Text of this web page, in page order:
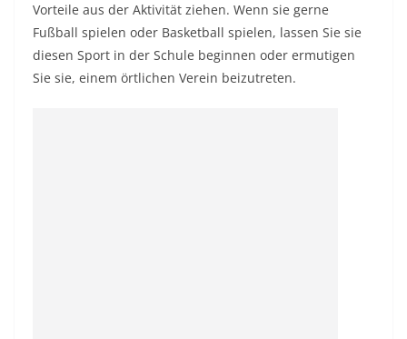
Vorteile aus der Aktivität ziehen. Wenn sie gerne
Fußball spielen oder Basketball spielen, lassen Sie sie
diesen Sport in der Schule beginnen oder ermutigen
Sie sie, einem örtlichen Verein beizutreten.